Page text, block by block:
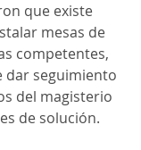
que existe
mesas de
competentes,
dar seguimiento
del magisterio
de solución.